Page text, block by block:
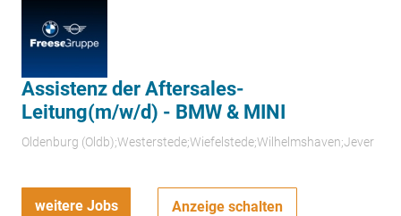
Assistenz der Aftersales-
Leitung(m/w/d) - BMW & MINI
Oldenburg (Oldb);Westerstede;Wiefelstede;Wilhelmshaven;Jever
weitere Jobs Anzeige schalten